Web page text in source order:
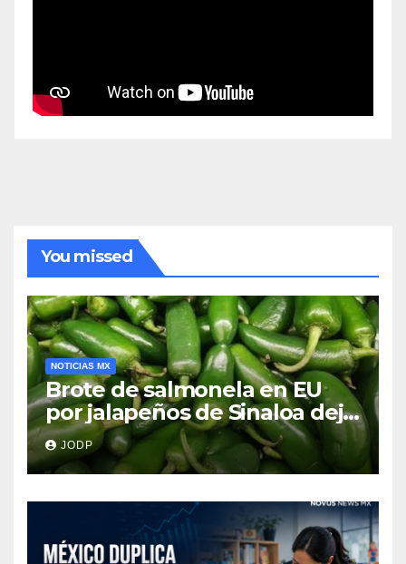
You missed
NOTICIAS MX
Brote de salmonela en EU
por jalapeños de Sinaloa deja
345 enfermos y 36
hospitalizados
JODP